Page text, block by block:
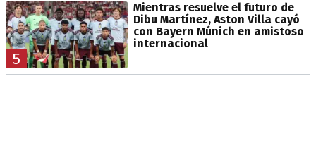
5
Mientras resuelve el futuro de
Dibu Martínez, Aston Villa cayó
con Bayern Múnich en amistoso
internacional